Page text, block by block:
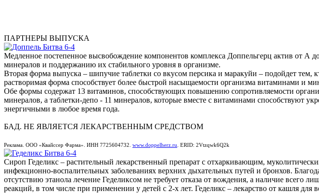
ПАРТНЕРЫ ВЫПУСКА
Медленное постепенное высвобождение компонентов комплекса Доппельгерц актив от А
минералов и поддержанию их стабильного уровня в организме.
Вторая форма выпуска – шипучие таблетки со вкусом персика и маракуйи – подойдет
растворимая форма способствует более быстрой насыщаемости организма витаминами и
Обе формы содержат 13 витаминов, способствующих повышению сопротивляемости
минералов, а таблетки-депо - 11 минералов, которые вместе с витаминами способствуют
энергичными в любое время года.
БАД. НЕ ЯВЛЯЕТСЯ ЛЕКАРСТВЕННЫМ СРЕДСТВОМ
Реклама. OOO «Квайссер Фарма». ИНН 7725604732. www.doppelherz.ru . ERID: 2Vtzqwk6Q2k
Сироп Геделикс – растительный лекарственный препарат с отхаркивающим,
инфекционно-воспалительных заболеваниях верхних дыхательных путей и бронхов.
отсутствию этанола лечение Геделиксом не требует отказа от вождения, а наличие всего
реакций, в том числе при применении у детей с 2-х лет. Геделикс – лекарство от кашля для